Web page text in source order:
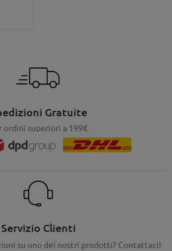
Gratuite
ordini superiori a 199€
Servizio Clienti
su uno dei nostri prodotti? Contattaci!